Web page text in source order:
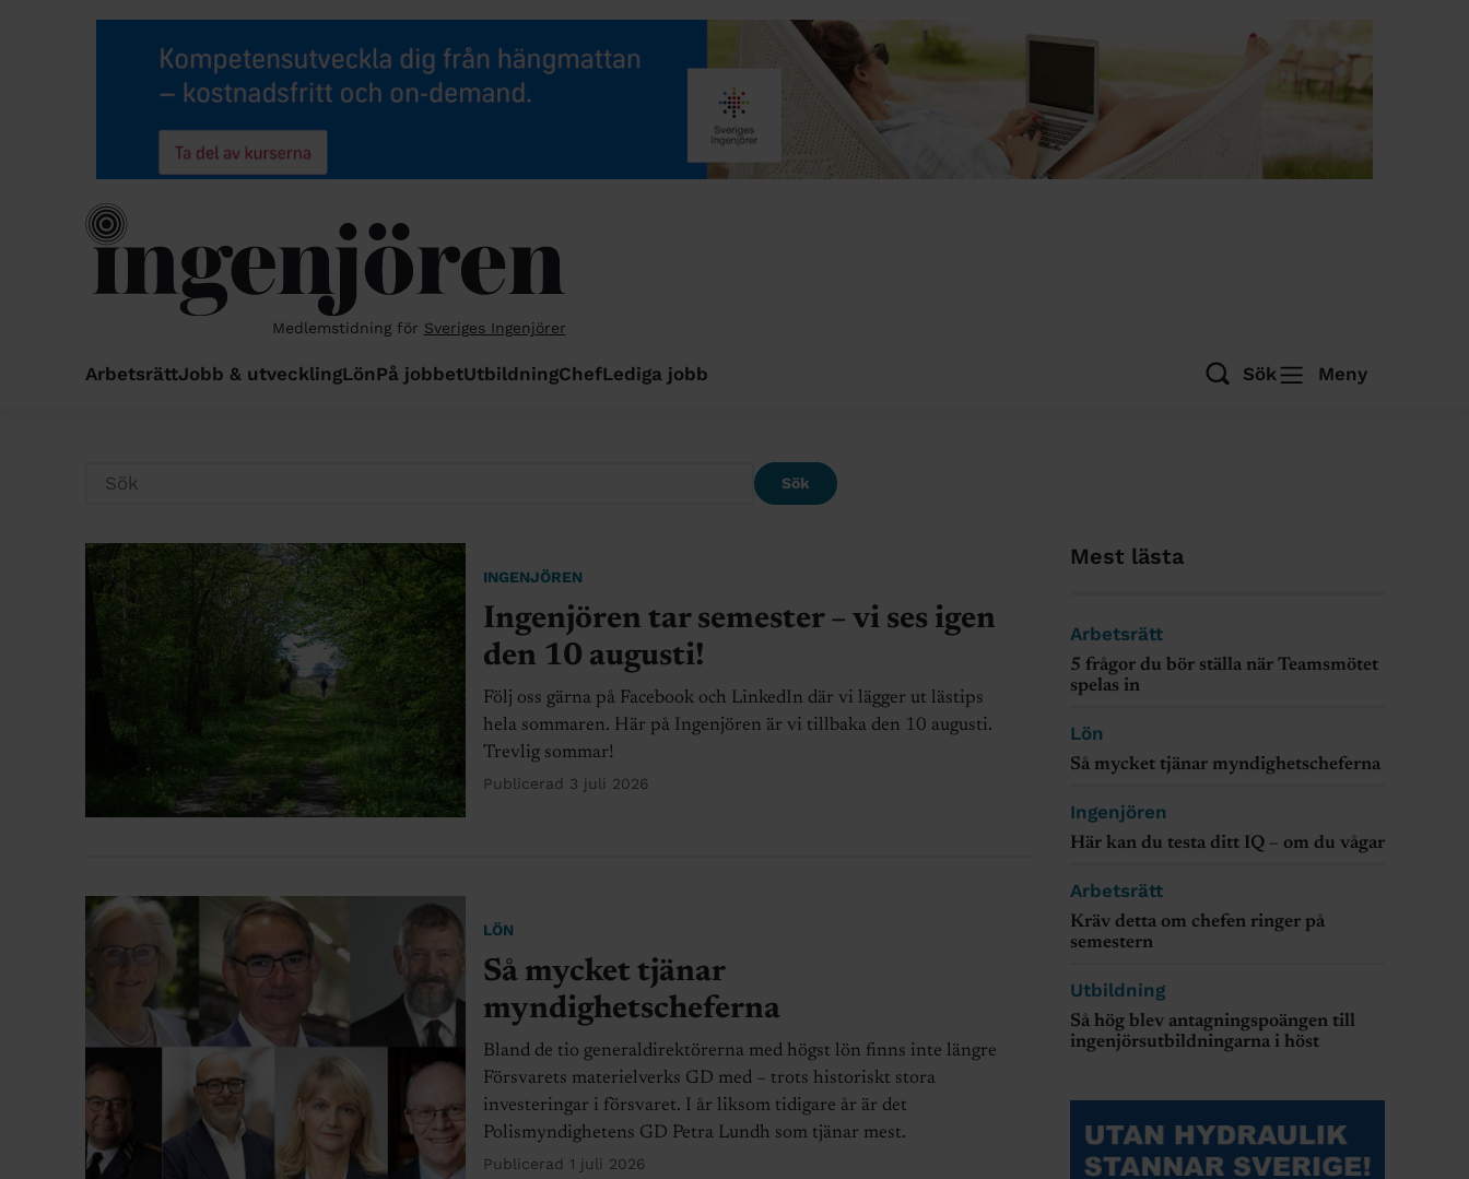
Medlemstidning för Sveriges Ingenjörer
ArbetsrättJobb & utvecklingLönPå jobbetUtbildningChefLediga jobb Sök Meny
Sök
INGENJÖREN
Ingenjören tar semester – vi ses igen
den 10 augusti!
Följ oss gärna på Facebook och LinkedIn där vi lägger ut lästips
hela sommaren. Här på Ingenjören är vi tillbaka den 10 augusti.
Trevlig sommar!
Publicerad 3 juli 2026
LÖN
Så mycket tjänar
myndighetscheferna
Bland de tio generaldirektörerna med högst lön finns inte längre
Försvarets materielverks GD med – trots historiskt stora
investeringar i försvaret. I år liksom tidigare år är det
Polismyndighetens GD Petra Lundh som tjänar mest.
Publicerad 1 juli 2026
Mest lästa
Arbetsrätt
5 frågor du bör ställa när Teamsmötet
spelas in
Lön
Så mycket tjänar myndighetscheferna
Ingenjören
Här kan du testa ditt IQ – om du vågar
Arbetsrätt
Kräv detta om chefen ringer på
semestern
Utbildning
Så hög blev antagningspoängen till
ingenjörsutbildningarna i höst